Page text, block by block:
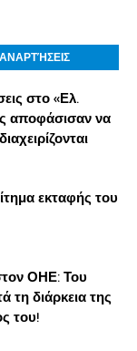
στο «Ελ.
αποφάσισαν να
εκταφής του
ΟΗΕ: Του
τη διάρκεια της
του!